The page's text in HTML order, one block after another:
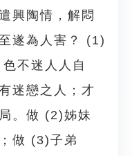
興陶情，解悶
遂為人害？ (1)
不迷人人自
迷戀之人；才
。做 (2)姊妹
做 (3)子弟